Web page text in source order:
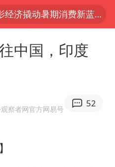
光影经济撬动暑期消费新蓝海
平潭拍日出坠崖1死1伤
豚将正面袭击贯穿浙江
中国，印度
观察者网官方网易号
52